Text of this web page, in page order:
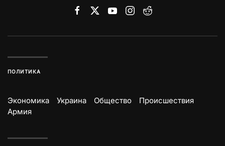
ПОЛИТИКА
Экономика Украина Общество
Происшествия
Армия